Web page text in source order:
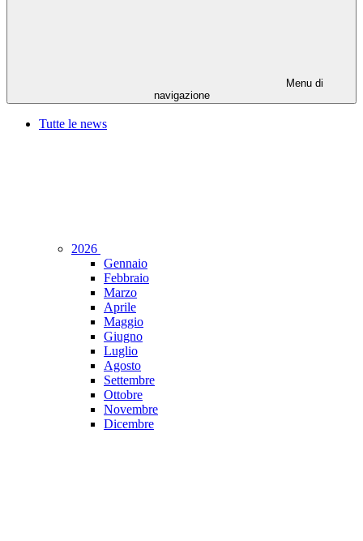
Menu di
navigazione
Tutte le news
2026
Gennaio
Febbraio
Marzo
Aprile
Maggio
Giugno
Luglio
Agosto
Settembre
Ottobre
Novembre
Dicembre